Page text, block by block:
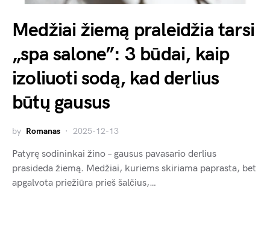
Medžiai žiemą praleidžia tarsi
„spa salone”: 3 būdai, kaip
izoliuoti sodą, kad derlius
būtų gausus
by Romanas 2025-12-13
Patyrę sodininkai žino – gausus pavasario derlius
prasideda žiemą. Medžiai, kuriems skiriama paprasta, bet
apgalvota priežiūra prieš šalčius,…